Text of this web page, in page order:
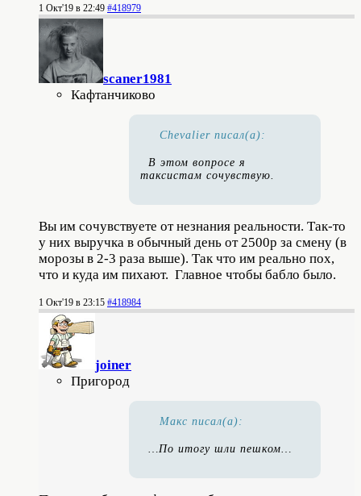
1 Окт'19 в 22:49 #418979
scaner1981
Кафтанчиково
Chevalier писал(а):
В этом вопросе я
таксистам сочувствую.
Вы им сочувствуете от незнания реальности. Так-то
у них выручка в обычный день от 2500р за смену (в
морозы в 2-3 раза выше). Так что им реально пох,
что и куда им пихают. Главное чтобы бабло было.
1 Окт'19 в 23:15 #418984
joiner
Пригород
Макс писал(а):
…По итогу шли пешком…